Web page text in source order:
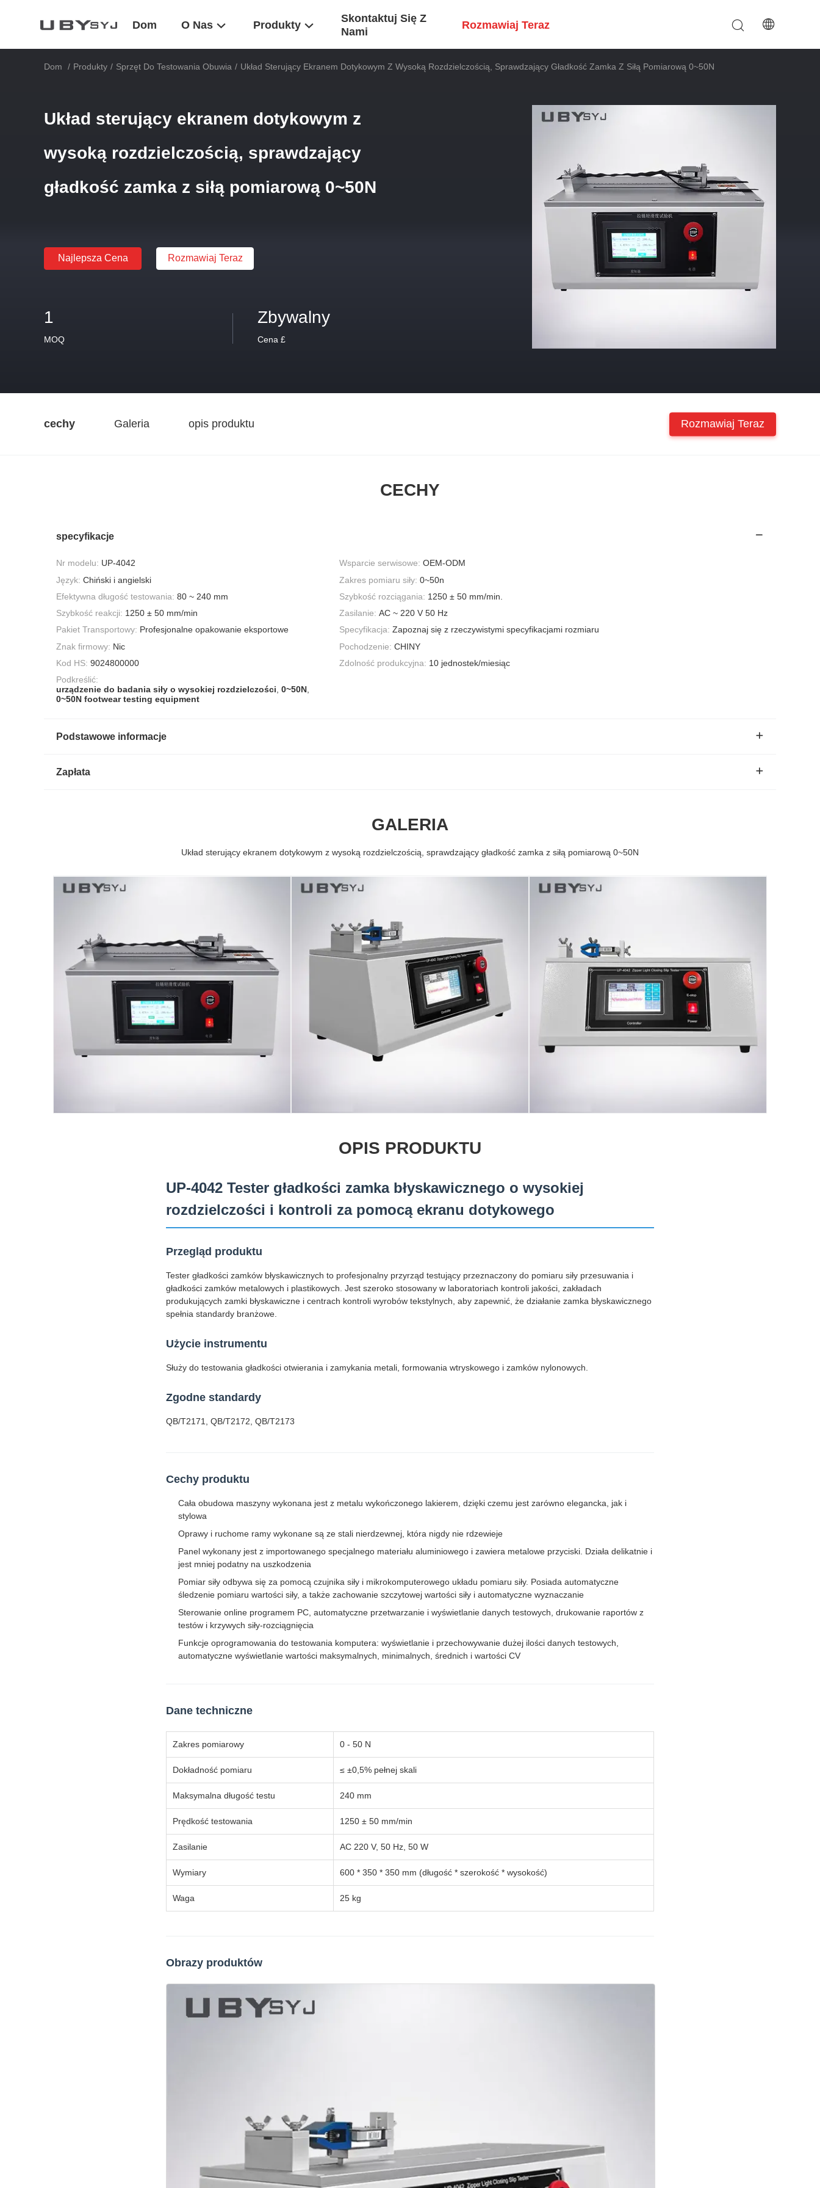
Dom O Nas Produkty
Skontaktuj Się Z
Nami
Rozmawiaj Teraz
Dom / Produkty / Sprzęt Do Testowania Obuwia / Układ Sterujący Ekranem Dotykowym Z Wysoką Rozdzielczością, Sprawdzający Gładkość Zamka Z Siłą Pomiarową 0~50N
Układ sterujący ekranem dotykowym z
wysoką rozdzielczością, sprawdzający
gładkość zamka z siłą pomiarową 0~50N
Najlepsza Cena Rozmawiaj Teraz
1
MOQ
Zbywalny
Cena £
cechy Galeria opis produktu Rozmawiaj Teraz
CECHY
specyfikacje
Nr modelu: UP-4042 Wsparcie serwisowe: OEM-ODM
Język: Chiński i angielski Zakres pomiaru siły: 0~50n
Efektywna długość testowania: 80 ~ 240 mm Szybkość rozciągania: 1250 ± 50 mm/min.
Szybkość reakcji: 1250 ± 50 mm/min Zasilanie: AC ~ 220 V 50 Hz
Pakiet Transportowy: Profesjonalne opakowanie eksportowe Specyfikacja: Zapoznaj się z rzeczywistymi specyfikacjami rozmiaru
Znak firmowy: Nic Pochodzenie: CHINY
Kod HS: 9024800000 Zdolność produkcyjna: 10 jednostek/miesiąc
Podkreślić:
urządzenie do badania siły o wysokiej rozdzielczości, 0~50N,
0~50N footwear testing equipment
Podstawowe informacje
Zapłata
GALERIA
Układ sterujący ekranem dotykowym z wysoką rozdzielczością, sprawdzający gładkość zamka z siłą pomiarową 0~50N
OPIS PRODUKTU
UP-4042 Tester gładkości zamka błyskawicznego o wysokiej
rozdzielczości i kontroli za pomocą ekranu dotykowego
Przegląd produktu
Tester gładkości zamków błyskawicznych to profesjonalny przyrząd testujący przeznaczony do pomiaru siły przesuwania i
gładkości zamków metalowych i plastikowych. Jest szeroko stosowany w laboratoriach kontroli jakości, zakładach
produkujących zamki błyskawiczne i centrach kontroli wyrobów tekstylnych, aby zapewnić, że działanie zamka błyskawicznego
spełnia standardy branżowe.
Użycie instrumentu
Służy do testowania gładkości otwierania i zamykania metali, formowania wtryskowego i zamków nylonowych.
Zgodne standardy
QB/T2171, QB/T2172, QB/T2173
Cechy produktu
Cała obudowa maszyny wykonana jest z metalu wykończonego lakierem, dzięki czemu jest zarówno elegancka, jak i
stylowa
Oprawy i ruchome ramy wykonane są ze stali nierdzewnej, która nigdy nie rdzewieje
Panel wykonany jest z importowanego specjalnego materiału aluminiowego i zawiera metalowe przyciski. Działa delikatnie i
jest mniej podatny na uszkodzenia
Pomiar siły odbywa się za pomocą czujnika siły i mikrokomputerowego układu pomiaru siły. Posiada automatyczne
śledzenie pomiaru wartości siły, a także zachowanie szczytowej wartości siły i automatyczne wyznaczanie
Sterowanie online programem PC, automatyczne przetwarzanie i wyświetlanie danych testowych, drukowanie raportów z
testów i krzywych siły-rozciągnięcia
Funkcje oprogramowania do testowania komputera: wyświetlanie i przechowywanie dużej ilości danych testowych,
automatyczne wyświetlanie wartości maksymalnych, minimalnych, średnich i wartości CV
Dane techniczne
Zakres pomiarowy 0 - 50 N
Dokładność pomiaru ≤ ±0,5% pełnej skali
Maksymalna długość testu 240 mm
Prędkość testowania 1250 ± 50 mm/min
Zasilanie AC 220 V, 50 Hz, 50 W
Wymiary 600 * 350 * 350 mm (długość * szerokość * wysokość)
Waga 25 kg
Obrazy produktów